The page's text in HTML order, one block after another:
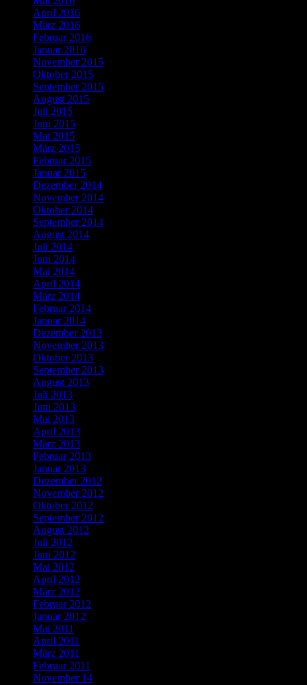
April 2016
März 2016
Februar 2016
Januar 2016
November 2015
Oktober 2015
September 2015
August 2015
Juli 2015
Juni 2015
Mai 2015
März 2015
Februar 2015
Januar 2015
Dezember 2014
November 2014
Oktober 2014
September 2014
August 2014
Juli 2014
Juni 2014
Mai 2014
April 2014
März 2014
Februar 2014
Januar 2014
Dezember 2013
November 2013
Oktober 2013
September 2013
August 2013
Juli 2013
Juni 2013
Mai 2013
April 2013
März 2013
Februar 2013
Januar 2013
Dezember 2012
November 2012
Oktober 2012
September 2012
August 2012
Juli 2012
Juni 2012
Mai 2012
April 2012
März 2012
Februar 2012
Januar 2012
Mai 2011
April 2011
März 2011
Februar 2011
November 14